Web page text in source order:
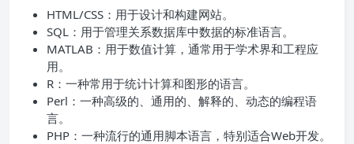
HTML/CSS：用于设计和构建网站。
SQL：用于管理关系数据库中数据的标准语言。
MATLAB：用于数值计算，通常用于学术界和工程应
用。
R：一种常用于统计计算和图形的语言。
Perl：一种高级的、通用的、解释的、动态的编程语
言。
PHP：一种流行的通用脚本语言，特别适合Web开发。